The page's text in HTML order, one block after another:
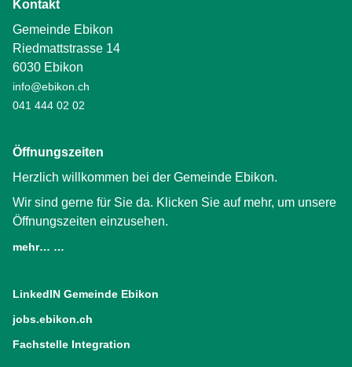
Kontakt
Gemeinde Ebikon
Riedmattstrasse 14
6030 Ebikon
info@ebikon.ch
041 444 02 02
Öffnungszeiten
Herzlich willkommen bei der Gemeinde Ebikon.
Wir sind gerne für Sie da. Klicken Sie auf mehr, um unsere
Öffnungszeiten einzusehen.
mehr… …
LinkedIN Gemeinde Ebikon
jobs.ebikon.ch
Fachstelle Integration